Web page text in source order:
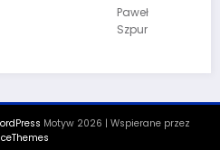
Motyw 2026 | Wspierane przez